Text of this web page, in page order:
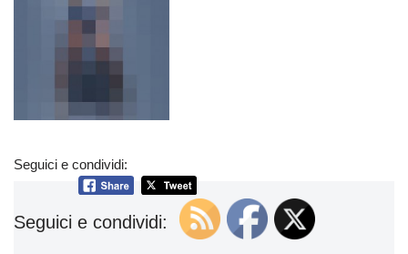
Seguici e condividi:
Seguici e condividi: